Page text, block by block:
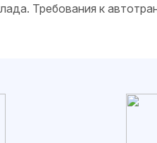
Требования к